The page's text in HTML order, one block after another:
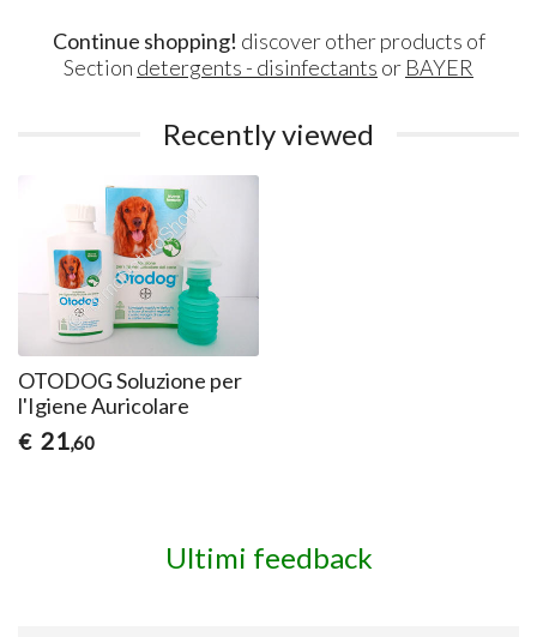
Continue shopping! discover other products of
Section detergents - disinfectants or BAYER
Recently viewed
OTODOG Soluzione per
l'Igiene Auricolare
€ 21,60
Ultimi feedback